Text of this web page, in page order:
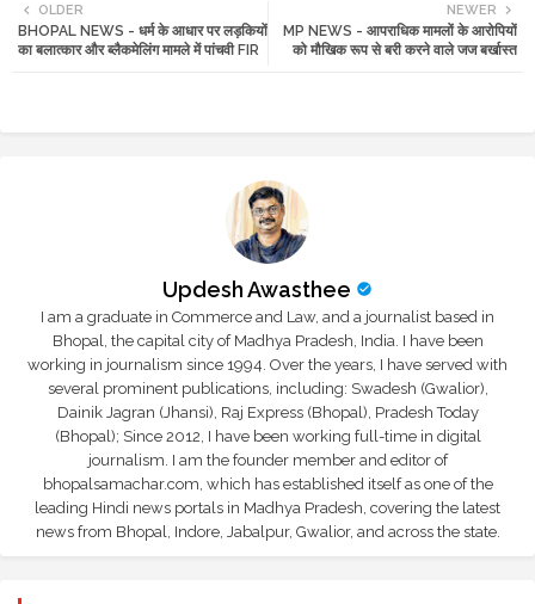
tte ats
NEWER
MP NEWS - आपराधिक मामलों के आरोपियों
को मौखिक रूप से बरी करने वाले जज बर्खास्त
OLDER
BHOPAL NEWS - धर्म के आधार पर लड़कियों
का बलात्कार और ब्लैकमेलिंग मामले में पांचवी FIR
Updesh Awasthee
I am a graduate in Commerce and Law, and a journalist based in
Bhopal, the capital city of Madhya Pradesh, India. I have been
working in journalism since 1994. Over the years, I have served with
several prominent publications, including: Swadesh (Gwalior),
Dainik Jagran (Jhansi), Raj Express (Bhopal), Pradesh Today
(Bhopal); Since 2012, I have been working full-time in digital
journalism. I am the founder member and editor of
bhopalsamachar.com, which has established itself as one of the
leading Hindi news portals in Madhya Pradesh, covering the latest
news from Bhopal, Indore, Jabalpur, Gwalior, and across the state.